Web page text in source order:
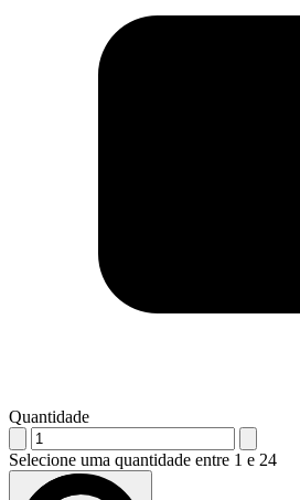
Quantidade
Selecione uma quantidade entre 1 e 24